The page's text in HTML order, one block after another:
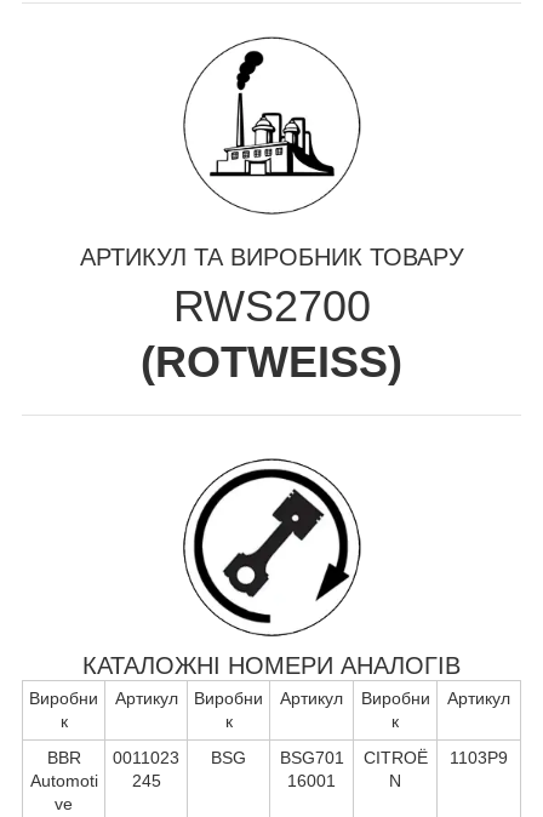
АРТИКУЛ ТА ВИРОБНИК ТОВАРУ
RWS2700
(ROTWEISS)
КАТАЛОЖНІ НОМЕРИ АНАЛОГІВ
Виробни
к
Артикул
Виробни
к
Артикул
Виробни
к
Артикул
BBR
Automoti
ve
0011023
245
BSG
BSG701
16001
CITROË
N
1103P9